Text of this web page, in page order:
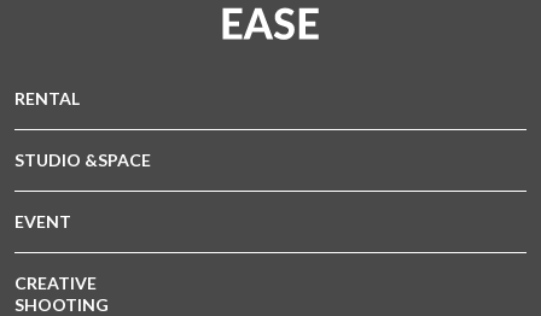
RENTAL
STUDIO &SPACE
EVENT
CREATIVE
SHOOTING